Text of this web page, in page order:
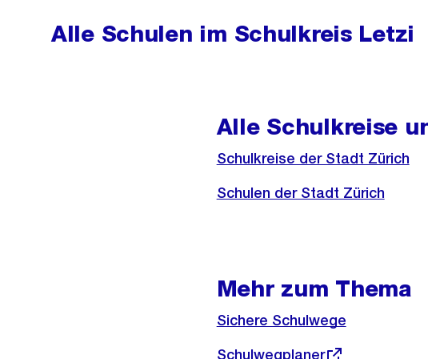
Alle Schulen im Schulkreis Letzi
Alle Schulkreise
Schulkreise der Stadt Zürich
Schulen der Stadt Zürich
Mehr zum Thema
Sichere Schulwege
Externer
Schulwegplaner